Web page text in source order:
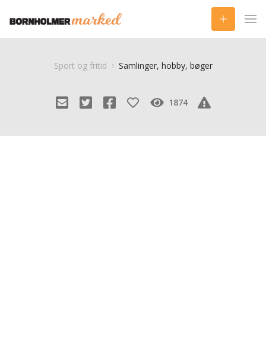
Sport og fritid Samlinger, hobby, bøger
1874